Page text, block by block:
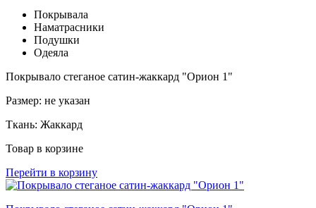
Покрывала
Наматрасники
Подушки
Одеяла
Покрывало стеганое сатин-жаккард "Орион 1"
Размер: не указан
Ткань: Жаккард
Товар в корзине
Перейти в корзину